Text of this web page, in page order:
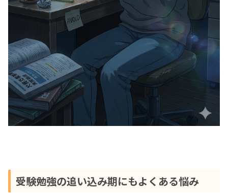
受験勉強の追い込み期にもよくある悩み